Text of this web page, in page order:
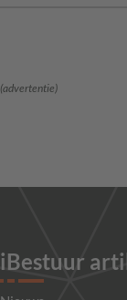
(advertentie)
iBestuur